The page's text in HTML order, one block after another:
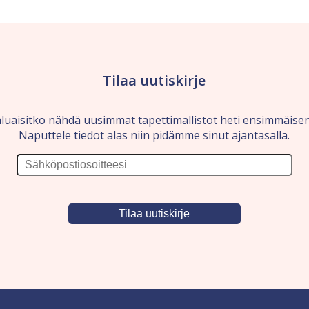
Tilaa uutiskirje
nähdä uusimmat tapettimallistot heti
Naputtele tiedot alas niin pidämme sinut ajantasalla.